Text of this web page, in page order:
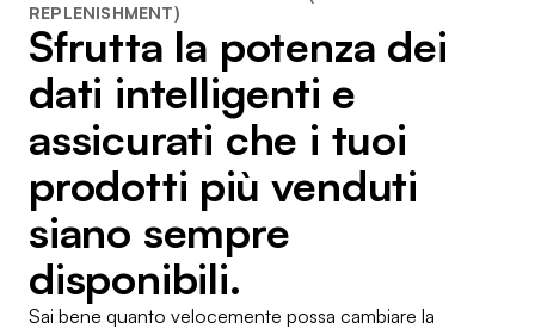
REPLENISHMENT)
Sfrutta la potenza dei
dati intelligenti e
assicurati che i tuoi
prodotti più venduti
siano sempre
disponibili.
Sai bene quanto velocemente possa cambiare la